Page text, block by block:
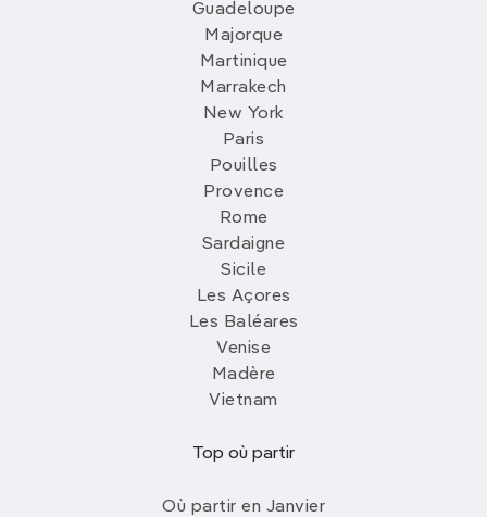
Guadeloupe
Majorque
Martinique
Marrakech
New York
Paris
Pouilles
Provence
Rome
Sardaigne
Sicile
Les Açores
Les Baléares
Venise
Madère
Vietnam
Top où partir
Où partir en Janvier